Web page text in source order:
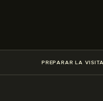
PREPARAR LA VISITA
█